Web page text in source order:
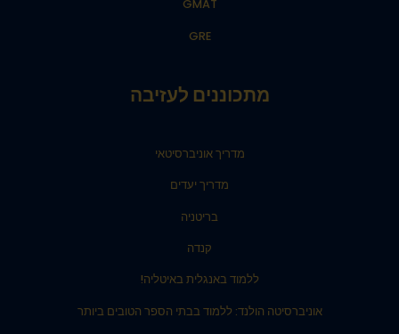
GMAT
GRE
מתכוננים לעזיבה
מדריך אוניברסיטאי
מדריך יעדים
בריטניה
קנדה
ללמוד באנגלית באיטליה!
אוניברסיטה הולנד: ללמוד בבתי הספר הטובים ביותר